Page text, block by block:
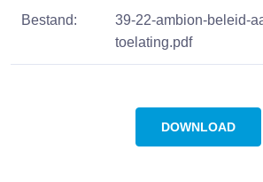
Bestand:
39-22-ambion-beleid-
toelating.pdf
DOWNLOAD